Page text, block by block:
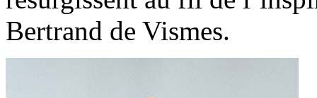
Bertrand de Vismes.